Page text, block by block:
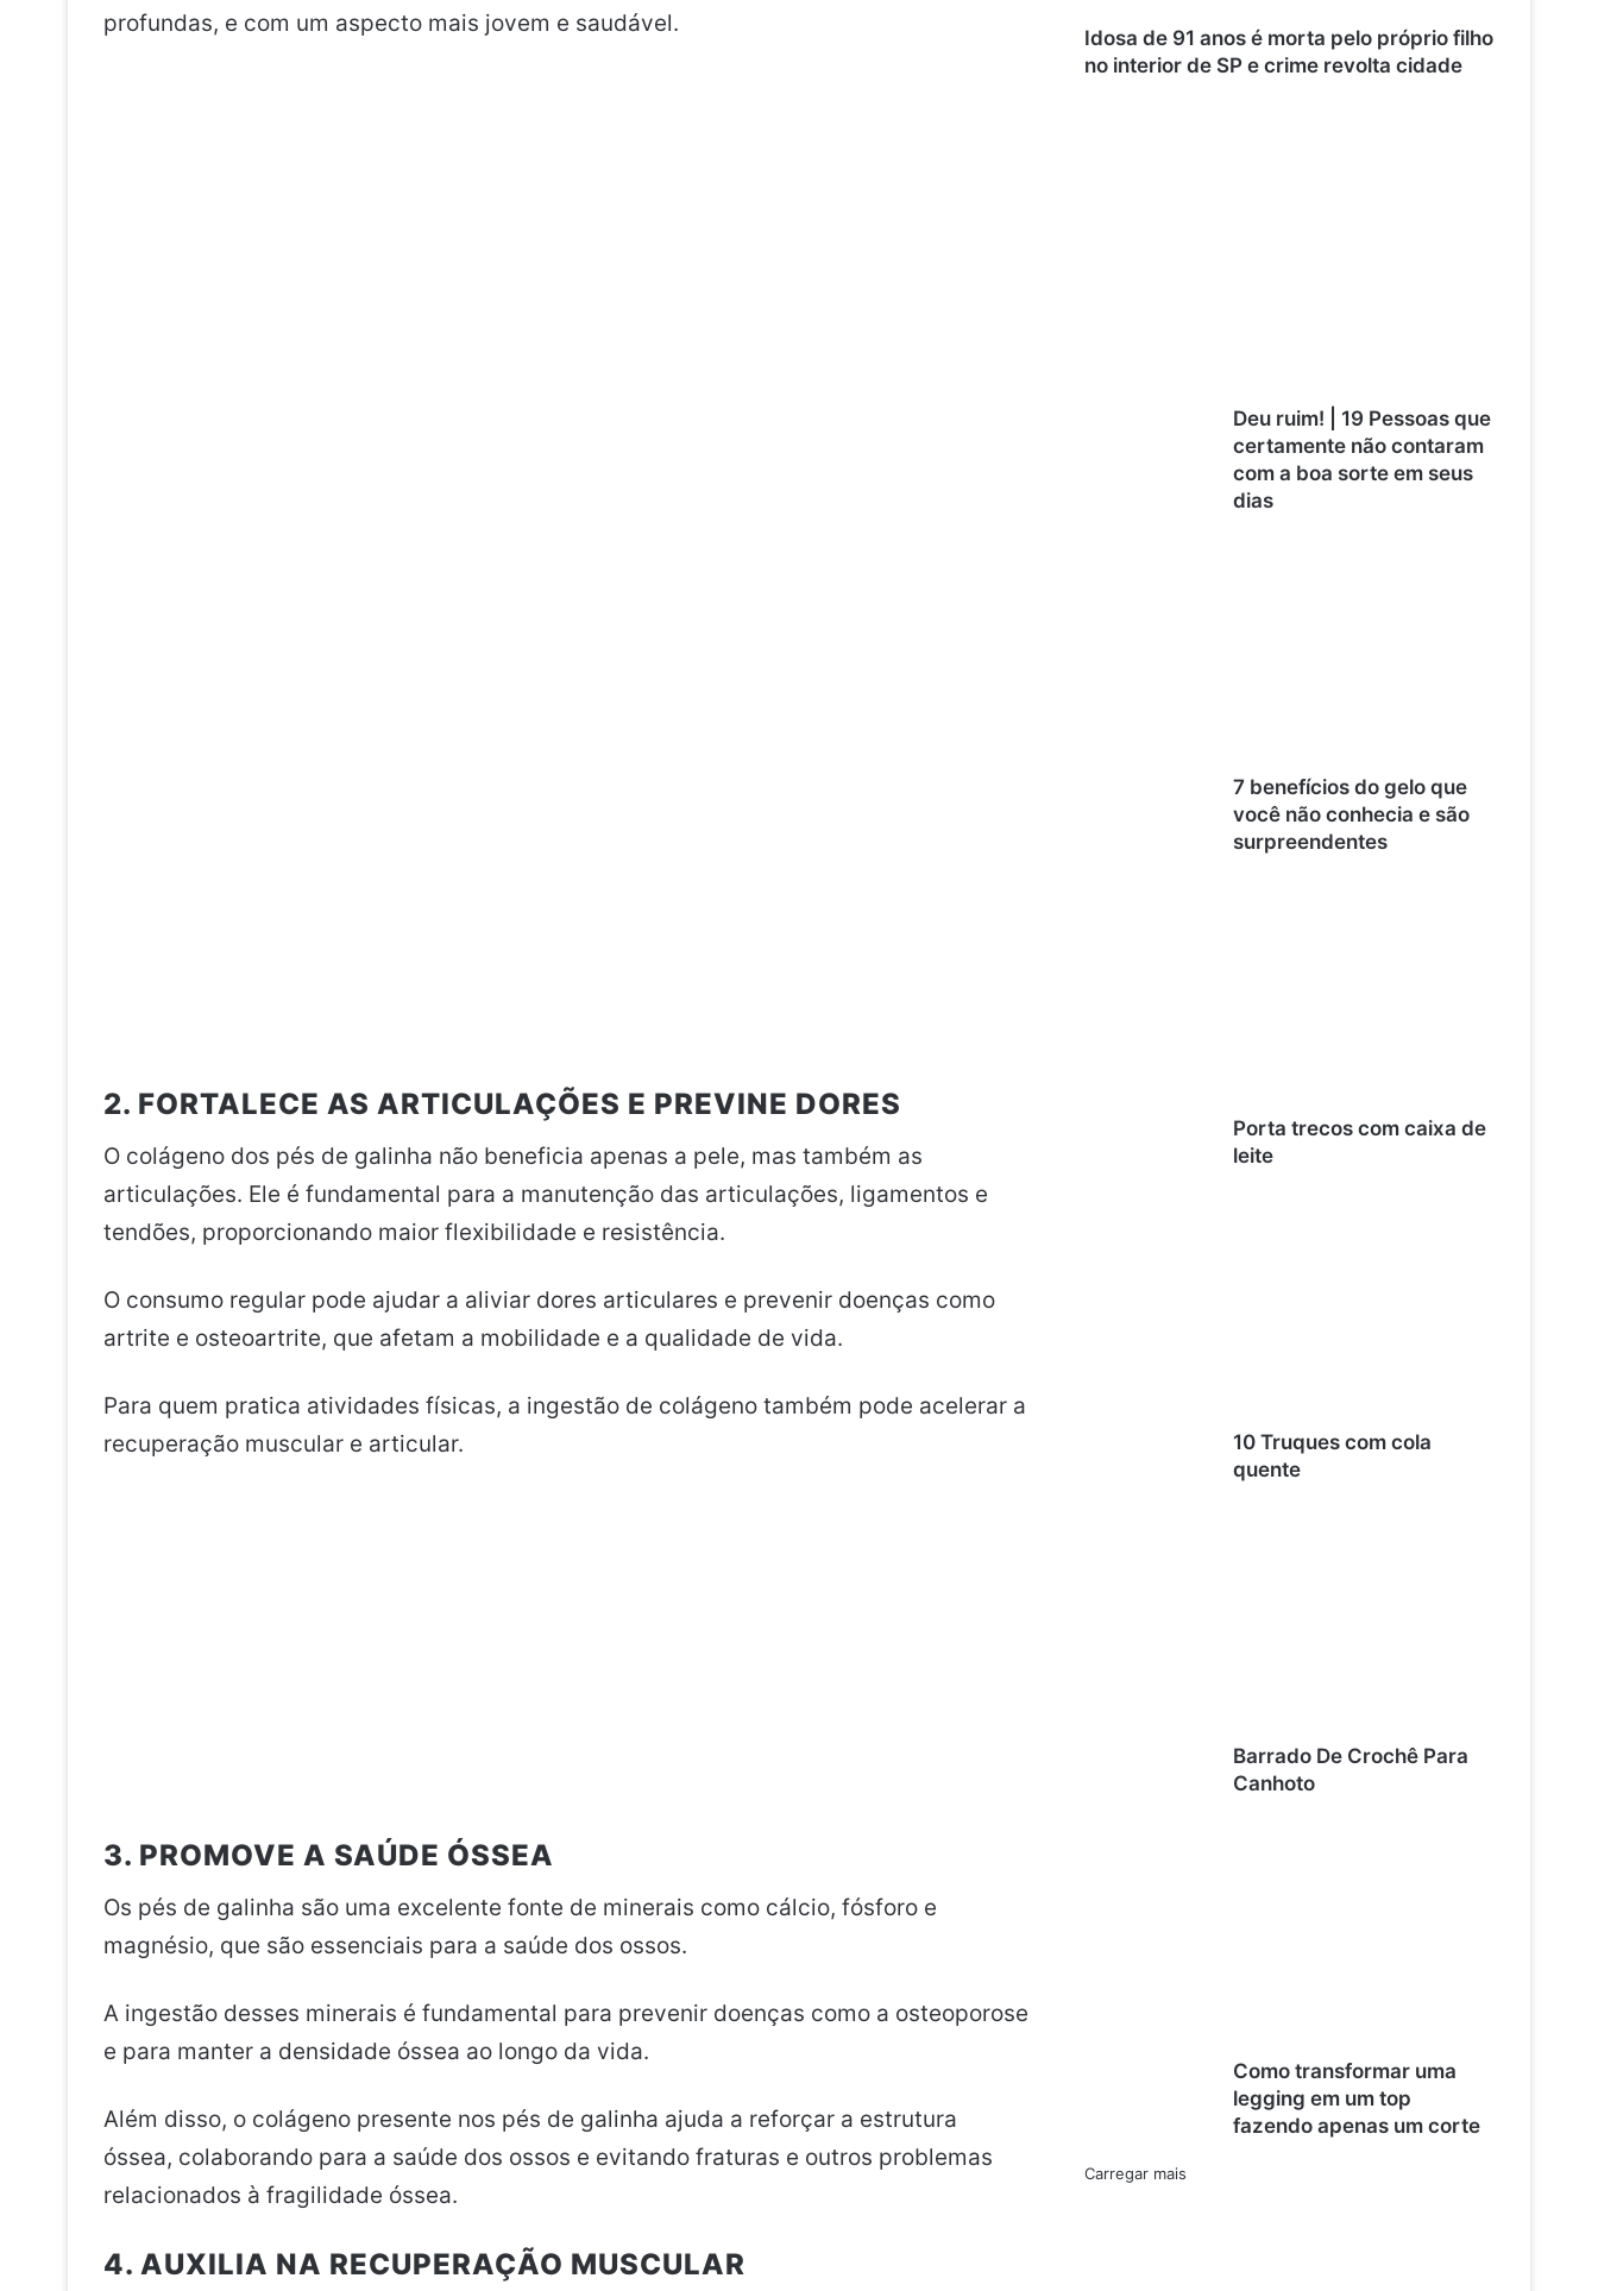
profundas, e com um aspecto mais jovem e saudável.
2. FORTALECE AS ARTICULAÇÕES E PREVINE DORES
O colágeno dos pés de galinha não beneficia apenas a pele, mas também as
articulações. Ele é fundamental para a manutenção das articulações, ligamentos e
tendões, proporcionando maior flexibilidade e resistência.
O consumo regular pode ajudar a aliviar dores articulares e prevenir doenças como
artrite e osteoartrite, que afetam a mobilidade e a qualidade de vida.
Para quem pratica atividades físicas, a ingestão de colágeno também pode acelerar a
recuperação muscular e articular.
3. PROMOVE A SAÚDE ÓSSEA
Os pés de galinha são uma excelente fonte de minerais como cálcio, fósforo e
magnésio, que são essenciais para a saúde dos ossos.
A ingestão desses minerais é fundamental para prevenir doenças como a osteoporose
e para manter a densidade óssea ao longo da vida.
Além disso, o colágeno presente nos pés de galinha ajuda a reforçar a estrutura
óssea, colaborando para a saúde dos ossos e evitando fraturas e outros problemas
relacionados à fragilidade óssea.
4. AUXILIA NA RECUPERAÇÃO MUSCULAR
Idosa de 91 anos é morta pelo próprio filho
no interior de SP e crime revolta cidade
Deu ruim! | 19 Pessoas que
certamente não contaram
com a boa sorte em seus
dias
7 benefícios do gelo que
você não conhecia e são
surpreendentes
Porta trecos com caixa de
leite
10 Truques com cola
quente
Barrado De Crochê Para
Canhoto
Como transformar uma
legging em um top
fazendo apenas um corte
Carregar mais